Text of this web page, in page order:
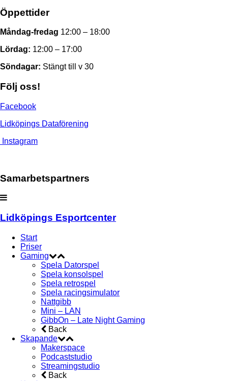
Öppettider
Måndag-fredag 12:00 – 18:00
Lördag: 12:00 – 17:00
Söndagar: Stängt till v 30
Följ oss!
Facebook
Lidköpings Dataförening
Instagram
Samarbetspartners
Lidköpings Esportcenter
Start
Priser
Gaming
Spela Datorspel
Spela konsolspel
Spela retrospel
Spela racingsimulator
Nattgibb
Mini – LAN
GibbOn – Late Night Gaming
Back
Skapande
Makerspace
Podcaststudio
Streamingstudio
Back